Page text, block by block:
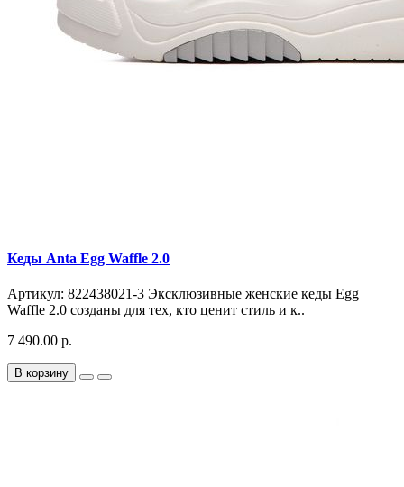
Кеды Anta Egg Waffle 2.0
Артикул: 822438021-3 Эксклюзивные женские кеды Egg
Waffle 2.0 созданы для тех, кто ценит стиль и к..
7 490.00 р.
В корзину